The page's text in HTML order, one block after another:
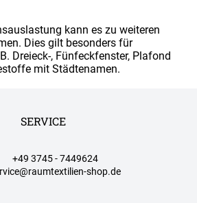
kann es zu weiteren
Dies gilt besonders für
Dreieck-, Fünfeckfenster, Plafond
mit Städtenamen.
SERVICE
+49 3745 - 7449624
shop.de